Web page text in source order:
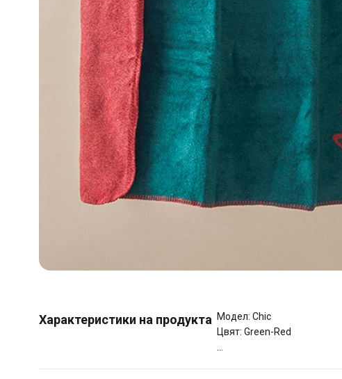
Характеристики на продукта
Модел: Chic
Цвят: Green-Red